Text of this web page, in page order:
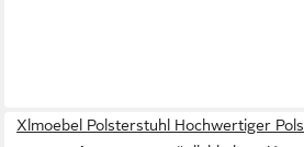
Xlmoebel Polsterstuhl Hochwertiger